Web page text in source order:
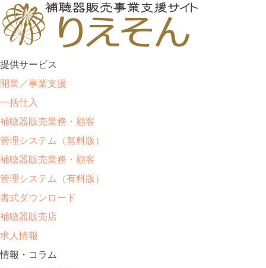
提供サービス
開業／事業支援
一括仕入
補聴器販売業務・顧客
管理システム（無料版）
補聴器販売業務・顧客
管理システム（有料版）
書式ダウンロード
補聴器販売店
求人情報
情報・コラム